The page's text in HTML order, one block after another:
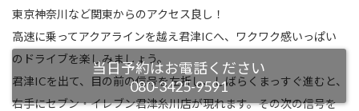
当日予約はお電話ください
080-3425-9591
東京神奈川など関東からのアクセス良し！
高速に乗ってアクアラインを越え君津ICへ、ワクワク感いっぱい
のドライブを楽しみましょう。
君津ICを出て、目の前の信号を左折し、しばらくまっすぐ進むと、
右手にセブン・イレブン君津糸川店が現れます。その次の信号を